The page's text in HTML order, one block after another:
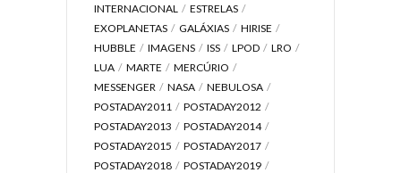
INTERNACIONAL
ESTRELAS
EXOPLANETAS
GALÁXIAS
HIRISE
HUBBLE
IMAGENS ISS LPOD
LRO
LUA
MARTE
MERCÚRIO
MESSENGER
NASA
NEBULOSA
POSTADAY2011
POSTADAY2012
POSTADAY2013
POSTADAY2014
POSTADAY2015
POSTADAY2017
POSTADAY2018
POSTADAY2019